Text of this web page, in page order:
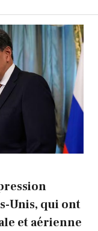
Unis, qui ont
et aérienne